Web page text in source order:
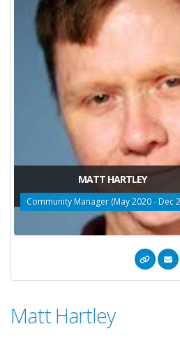
MATT HARTLEY
Community Manager (May 2020 - Dec
Matt Hartley